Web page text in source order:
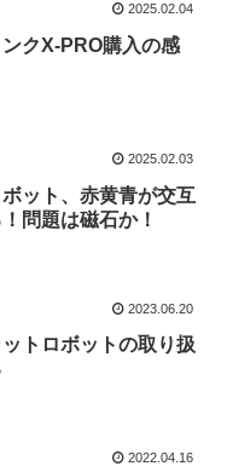
2025.02.04
クX-PRO購入の感
2025.02.03
ット、赤黄青が交互
問題は磁石か！
2023.06.20
トロボットの取り扱
2022.04.16